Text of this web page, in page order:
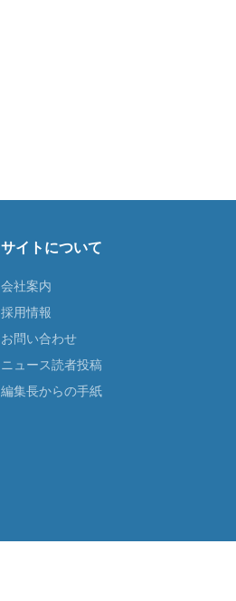
サイトについて
会社案内
採用情報
お問い合わせ
ニュース読者投稿
編集長からの手紙